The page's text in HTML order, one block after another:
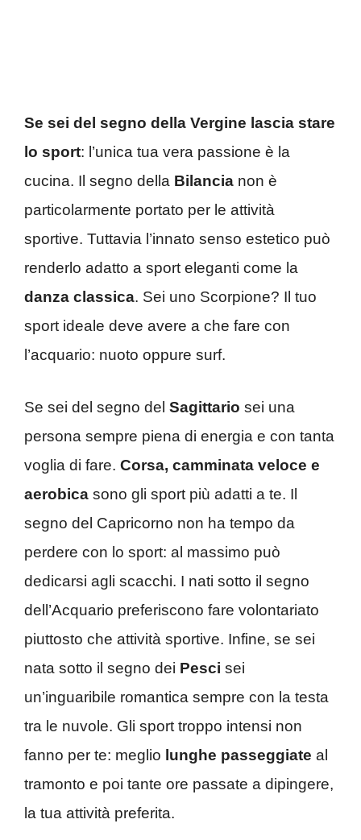
Se sei del segno della Vergine lascia stare
lo sport: l’unica tua vera passione è la
cucina. Il segno della Bilancia non è
particolarmente portato per le attività
sportive. Tuttavia l’innato senso estetico può
renderlo adatto a sport eleganti come la
danza classica. Sei uno Scorpione? Il tuo
sport ideale deve avere a che fare con
l’acquario: nuoto oppure surf.
Se sei del segno del Sagittario sei una
persona sempre piena di energia e con tanta
voglia di fare. Corsa, camminata veloce e
aerobica sono gli sport più adatti a te. Il
segno del Capricorno non ha tempo da
perdere con lo sport: al massimo può
dedicarsi agli scacchi. I nati sotto il segno
dell’Acquario preferiscono fare volontariato
piuttosto che attività sportive. Infine, se sei
nata sotto il segno dei Pesci sei
un’inguaribile romantica sempre con la testa
tra le nuvole. Gli sport troppo intensi non
fanno per te: meglio lunghe passeggiate al
tramonto e poi tante ore passate a dipingere,
la tua attività preferita.